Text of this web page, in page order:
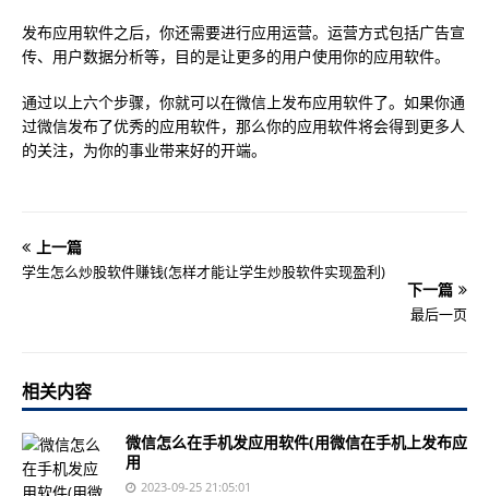
发布应用软件之后，你还需要进行应用运营。运营方式包括广告宣
传、用户数据分析等，目的是让更多的用户使用你的应用软件。
通过以上六个步骤，你就可以在微信上发布应用软件了。如果你通
过微信发布了优秀的应用软件，那么你的应用软件将会得到更多人
的关注，为你的事业带来好的开端。
上一篇
学生怎么炒股软件赚钱(怎样才能让学生炒股软件实现盈利)
下一篇
最后一页
相关内容
微信怎么在手机发应用软件(用微信在手机上发布应
用
2023-09-25 21:05:01